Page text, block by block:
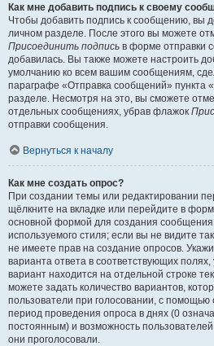
Как мне добавить подпись к своему
Чтобы добавить подпись к сообщению, вы
личном разделе. После этого вы можете
Присоединить подпись в форме отправки
добавилась. Вы также можете настроить
умолчанию ко всем вашим сообщениям,
параграфе «Отправка сообщений» пункта
разделе. Несмотря на это, вы сможете
отдельных сообщениях, убрав флажок
отправки сообщения.
Вернуться к началу
Как мне создать опрос?
При создании темы или редактировании
щёлкните на вкладке или перейдите в
основной формой для создания
используемого стиля; если вы не видите
не имеете прав на создание опросов.
варианта ответа в соответствующих
вариант находится на отдельной строке
можете задать количество вариантов,
пользователи при голосовании, с
период проведения опроса в днях (0
постоянным) и возможность
они проголосовали.